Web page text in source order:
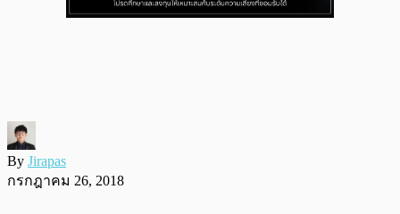
By Jirapas
กรกฎาคม 26, 2018